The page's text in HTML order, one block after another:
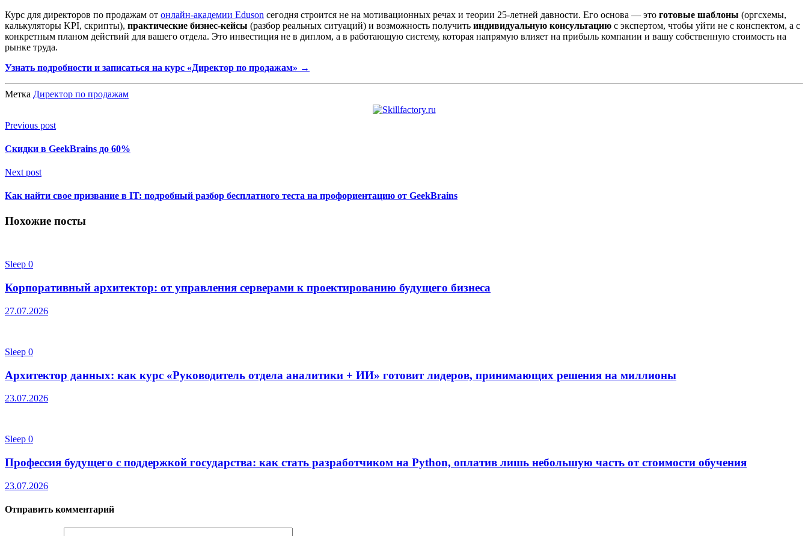
Курс для директоров по продажам от онлайн-академии Eduson сегодня строится не на мотивационных речах и теории 25-летней давности. Его основа — это готовые шаблоны (оргсхемы,
калькуляторы KPI, скрипты), практические бизнес-кейсы (разбор реальных ситуаций) и возможность получить индивидуальную консультацию с экспертом, чтобы уйти не с конспектом, а с
конкретным планом действий для вашего отдела. Это инвестиция не в диплом, а в работающую систему, которая напрямую влияет на прибыль компании и вашу собственную стоимость на
рынке труда.
Узнать подробности и записаться на курс «Директор по продажам» →
Метка Директор по продажам
Previous post
Скидки в GeekBrains до 60%
Next post
Как найти свое призвание в IT: подробный разбор бесплатного теста на профориентацию от GeekBrains
Похожие посты
Sleep 0
Корпоративный архитектор: от управления серверами к проектированию будущего бизнеса
27.07.2026
Sleep 0
Архитектор данных: как курс «Руководитель отдела аналитики + ИИ» готовит лидеров, принимающих решения на миллионы
23.07.2026
Sleep 0
Профессия будущего с поддержкой государства: как стать разработчиком на Python, оплатив лишь небольшую часть от стоимости обучения
23.07.2026
Отправить комментарий